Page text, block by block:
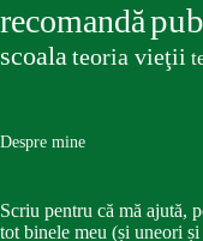
recomandă
scoalateoria vieţii
Despre mine
Scriu pentru că mă ajută,
tot binele meu (și uneori